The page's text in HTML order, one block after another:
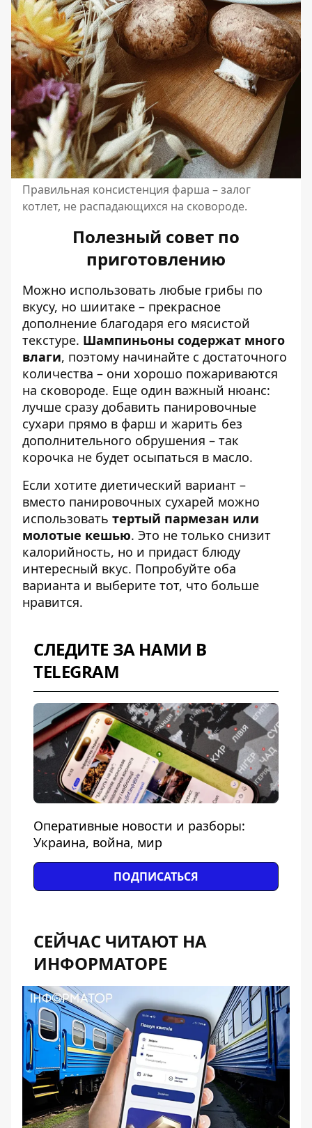
Правильная консистенция фарша – залог
котлет, не распадающихся на сковороде.
Полезный совет по
приготовлению
Можно использовать любые грибы по
вкусу, но шиитаке – прекрасное
дополнение благодаря его мясистой
текстуре. Шампиньоны содержат много
влаги, поэтому начинайте с достаточного
количества – они хорошо пожариваются
на сковороде. Еще один важный нюанс:
лучше сразу добавить панировочные
сухари прямо в фарш и жарить без
дополнительного обрушения – так
корочка не будет осыпаться в масло.
Если хотите диетический вариант –
вместо панировочных сухарей можно
использовать тертый пармезан или
молотые кешью. Это не только снизит
калорийность, но и придаст блюду
интересный вкус. Попробуйте оба
варианта и выберите тот, что больше
нравится.
СЛЕДИТЕ ЗА НАМИ В
TELEGRAM
Оперативные новости и разборы:
Украина, война, мир
ПОДПИСАТЬСЯ
СЕЙЧАС ЧИТАЮТ НА
ИНФОРМАТОРЕ